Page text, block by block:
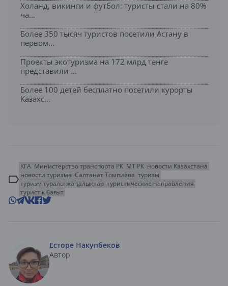
Холанд, викинги и футбол: туристы стали на 80%
ча...
Более 350 тысяч туристов посетили Астану в
первом...
Проекты экотуризма на 172 млрд тенге
представили ...
Более 100 детей бесплатно посетили курорты
Казахс...
КГА Министерство транспорта РК МТ РК новости Казахстана
новости туризма Салтанат Томпиева туризм
туризм туралы жаңалықтар туристические направления
туристік бағыт
Есторе Накупбеков
Автор